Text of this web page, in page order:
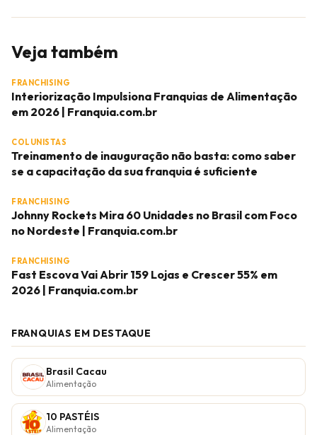
Veja também
FRANCHISING
Interiorização Impulsiona Franquias de Alimentação
em 2026 | Franquia.com.br
COLUNISTAS
Treinamento de inauguração não basta: como saber
se a capacitação da sua franquia é suficiente
FRANCHISING
Johnny Rockets Mira 60 Unidades no Brasil com Foco
no Nordeste | Franquia.com.br
FRANCHISING
Fast Escova Vai Abrir 159 Lojas e Crescer 55% em
2026 | Franquia.com.br
FRANQUIAS EM DESTAQUE
Brasil Cacau
Alimentação
10 PASTÉIS
Alimentação